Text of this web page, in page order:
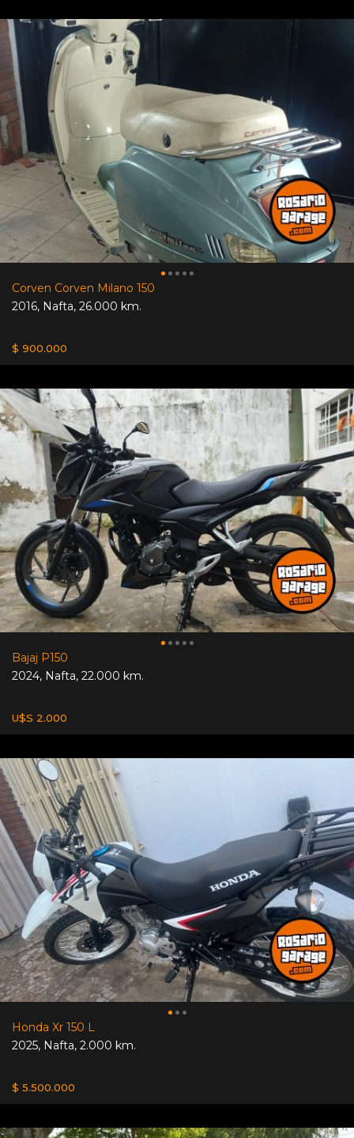
Corven Corven Milano 150
2016, Nafta, 26.000 km.
$ 900.000
Bajaj P150
2024, Nafta, 22.000 km.
U$S 2.000
Honda Xr 150 L
2025, Nafta, 2.000 km.
$ 5.500.000